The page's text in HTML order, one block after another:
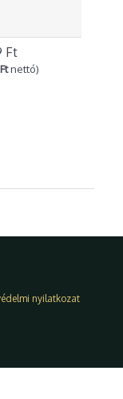
Ft
nettó)
nyilatkozat